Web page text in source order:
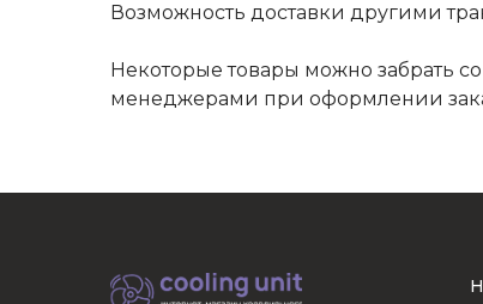
Возможность доставки другими
Некоторые товары можно забрать
менеджерами при оформлении